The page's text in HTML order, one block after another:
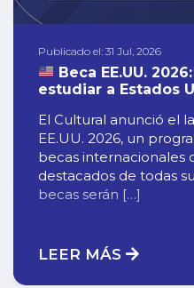
Publicado el: 31 Jul, 2026
Beca EE.UU.
estudiar a Estados
El Cultural anunció el
EE.UU. 2026, un
becas internacionales
destacados de todas
becas serán […]
LEER MÁS